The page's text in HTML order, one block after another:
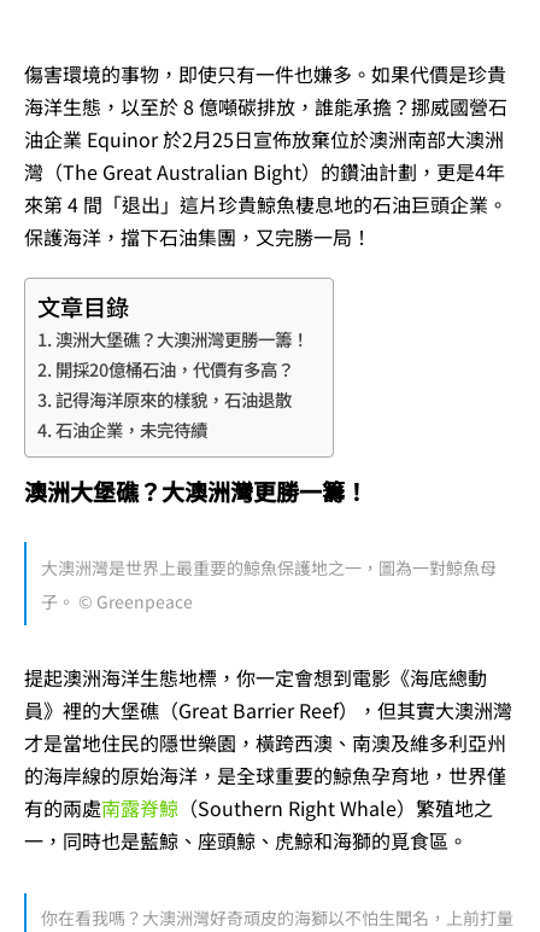
傷害環境的事物，即使只有一件也嫌多。如果代價是珍貴
海洋生態，以至於 8 億噸碳排放，誰能承擔？挪威國營石
油企業 Equinor 於2月25日宣佈放棄位於澳洲南部大澳洲
灣（The Great Australian Bight）的鑽油計劃，更是4年
來第 4 間「退出」這片珍貴鯨魚棲息地的石油巨頭企業。
保護海洋，擋下石油集團，又完勝一局！
文章目錄
澳洲大堡礁？大澳洲灣更勝一籌！
開採20億桶石油，代價有多高？
記得海洋原來的樣貌，石油退散
石油企業，未完待續
澳洲大堡礁？大澳洲灣更勝一籌！
大澳洲灣是世界上最重要的鯨魚保護地之一，圖為一對鯨魚母
子。 © Greenpeace
提起澳洲海洋生態地標，你一定會想到電影《海底總動
員》裡的大堡礁（Great Barrier Reef），但其實大澳洲灣
才是當地住民的隱世樂園，橫跨西澳、南澳及維多利亞州
的海岸線的原始海洋，是全球重要的鯨魚孕育地，世界僅
有的兩處南露脊鯨 （Southern Right Whale）繁殖地之
一，同時也是藍鯨、座頭鯨、虎鯨和海獅的覓食區。
你在看我嗎？大澳洲灣好奇頑皮的海獅以不怕生聞名，上前打量